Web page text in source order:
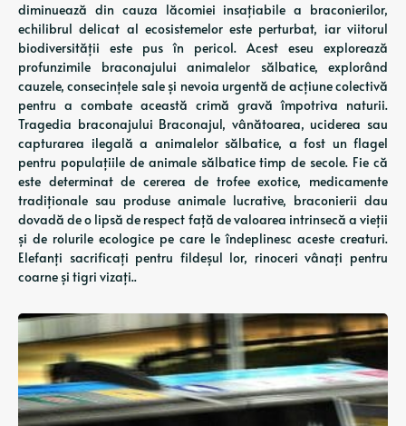
diminuează din cauza lăcomiei insațiabile a braconierilor,
echilibrul delicat al ecosistemelor este perturbat, iar viitorul
biodiversității este pus în pericol. Acest eseu explorează
profunzimile braconajului animalelor sălbatice, explorând
cauzele, consecințele sale și nevoia urgentă de acțiune colectivă
pentru a combate această crimă gravă împotriva naturii.
Tragedia braconajului Braconajul, vânătoarea, uciderea sau
capturarea ilegală a animalelor sălbatice, a fost un flagel
pentru populațiile de animale sălbatice timp de secole. Fie că
este determinat de cererea de trofee exotice, medicamente
tradiționale sau produse animale lucrative, braconierii dau
dovadă de o lipsă de respect față de valoarea intrinsecă a vieții
și de rolurile ecologice pe care le îndeplinesc aceste creaturi.
Elefanți sacrificați pentru fildeșul lor, rinoceri vânați pentru
coarne și tigri vizați..